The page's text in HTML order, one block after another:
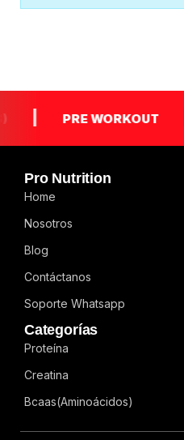
PRE WORKOUT |
Pro Nutrition
Home
Nosotros
Blog
Contáctanos
Soporte Whatsapp
Categorías
Proteína
Creatina
Bcaas(Aminoácidos)